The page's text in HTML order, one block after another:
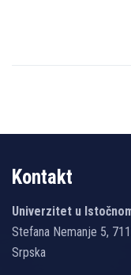
Kontakt
Univerzitet u
Stefana Nemanje 5,
Srpska